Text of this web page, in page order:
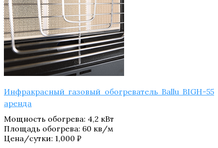
Инфракрасный газовый обогреватель Ballu BIGH-55
аренда
Мощность обогрева: 4,2 кВт
Площадь обогрева: 60 кв/м
Цена/сутки: 1,000 ₽